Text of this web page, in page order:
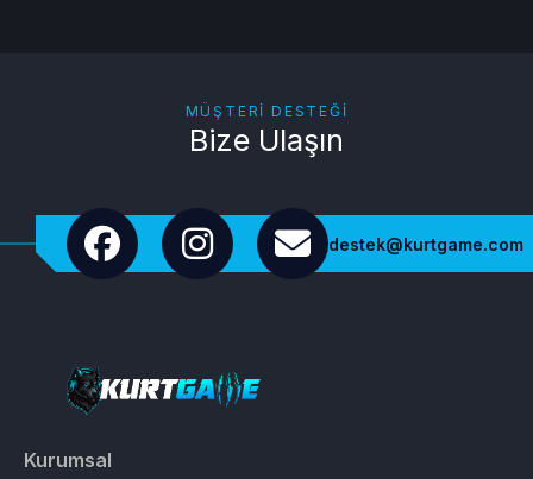
MÜŞTERI DESTEĞI
Bize Ulaşın
destek@kurtgame.com
Kurumsal